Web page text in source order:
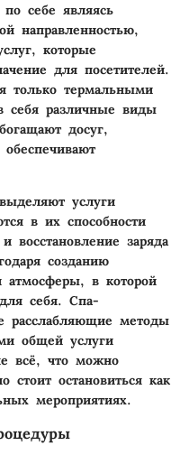
себе являясь
направленностью,
которые
для посетителей.
только термальными
себя различные виды
досуг,
услуги
в их способности
восстановление заряда
созданию
атмосферы, в которой
себя. Спа-
расслабляющие методы
общей услуги
всё, что можно
стоит остановиться как
мероприятиях.